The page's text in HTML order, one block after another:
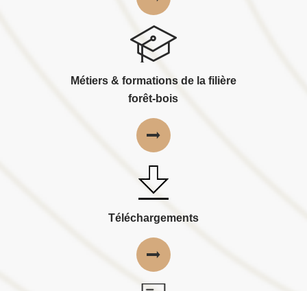
Métiers & formations de la filière
forêt-bois
Téléchargements